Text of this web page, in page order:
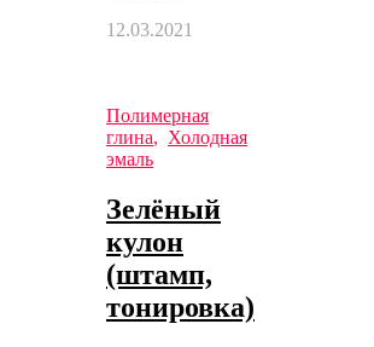
12.03.2021
Полимерная
глина, Холодная
эмаль
Зелёный
кулон
(штамп,
тонировка)